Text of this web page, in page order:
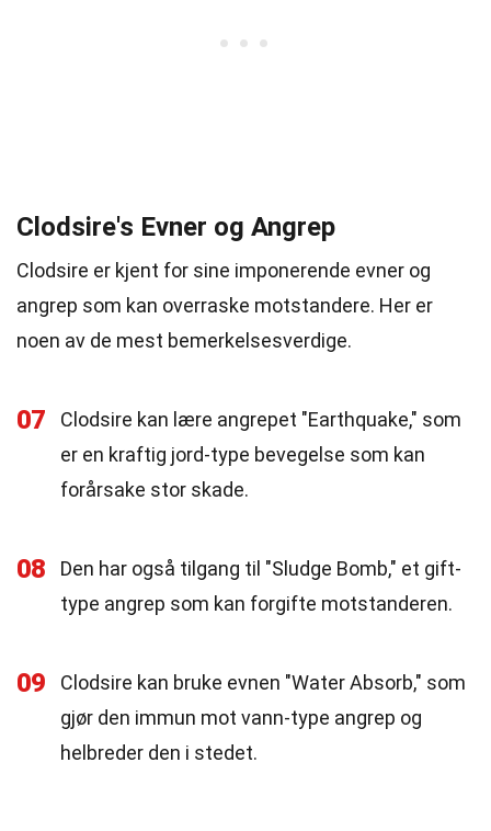
Clodsire's Evner og Angrep
Clodsire er kjent for sine imponerende evner og
angrep som kan overraske motstandere. Her er
noen av de mest bemerkelsesverdige.
07
Clodsire kan lære angrepet "Earthquake," som
er en kraftig jord-type bevegelse som kan
forårsake stor skade.
08
Den har også tilgang til "Sludge Bomb," et gift-
type angrep som kan forgifte motstanderen.
09
Clodsire kan bruke evnen "Water Absorb," som
gjør den immun mot vann-type angrep og
helbreder den i stedet.